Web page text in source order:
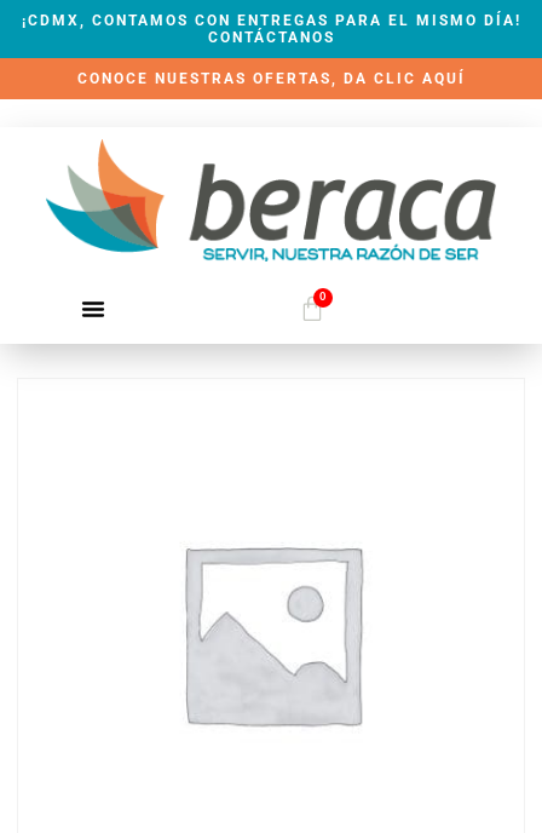
¡CDMX, CONTAMOS CON ENTREGAS PARA EL MISMO DÍA!
CONTÁCTANOS
CONOCE NUESTRAS OFERTAS, DA CLIC AQUÍ
0